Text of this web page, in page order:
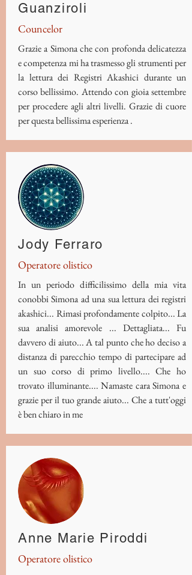
Guanziroli
Councelor
Grazie a Simona che con profonda delicatezza
e competenza mi ha trasmesso gli strumenti per
la lettura dei Registri Akashici durante un
corso bellissimo. Attendo con gioia settembre
per procedere agli altri livelli. Grazie di cuore
per questa bellissima esperienza .
Jody Ferraro
Operatore olistico
In un periodo difficilissimo della mia vita
conobbi Simona ad una sua lettura dei registri
akashici... Rimasi profondamente colpito... La
sua analisi amorevole ... Dettagliata... Fu
davvero di aiuto... A tal punto che ho deciso a
distanza di parecchio tempo di partecipare ad
un suo corso di primo livello.... Che ho
trovato illuminante.... Namaste cara Simona e
grazie per il tuo grande aiuto... Che a tutt'oggi
è ben chiaro in me
Anne Marie Piroddi
Operatore olistico